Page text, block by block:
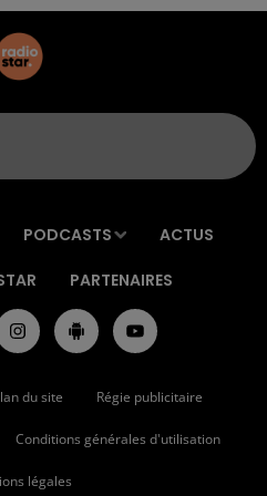
PODCASTS ACTUS
PARTENAIRES
du site Régie publicitaire
Conditions générales d'utilisation
légales